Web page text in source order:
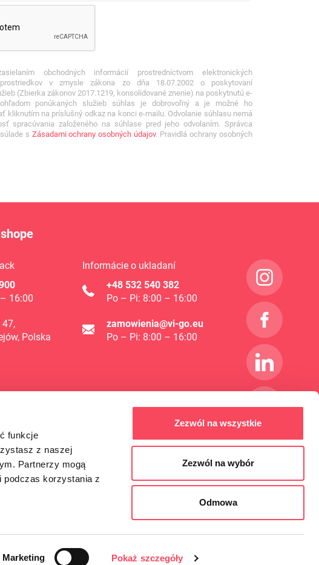
funkcje
z naszej
Partnerzy mogą
podczas korzystania z
Marketing Pokaż szczegóły
Zezwól na wszystkie
Zezwól na wybór
Odmowa
obchodných informácií prostredníctvom elektronických
prostriedkov v zmysle zákona zo dňa 18.07.2002 o poskytovaní
(Zbierka zákonov 2017.1219, konsolidované znenie) na poskytnutú e-
ponúkaných služieb súhlas je dobrovoľný a je možné ho
kliknutím na príslušný odkaz na konci e-mailu. Odvolanie súhlasu nemá
spracúvania založeného na súhlase pred jeho odvolaním. Správca
s Zásadami ochrany osobných údajov. Pravidlá ochrany osobných
16:00
47,
Polska
Informácie o ukladaní
+48 532 540 382
Po – Pi: 8:00 – 16:00
zamowienia@vi-go.eu
Po – Pi: 8:00 – 16:00